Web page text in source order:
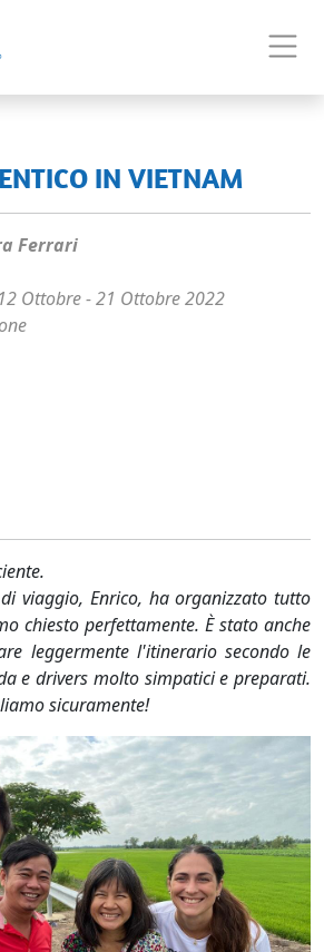
IN VIETNAM
Ferrari
12 Ottobre - 21 Ottobre 2022
viaggio, Enrico, ha organizzato tutto
chiesto perfettamente. È stato anche
leggermente l'itinerario secondo le
e drivers molto simpatici e preparati.
sicuramente!